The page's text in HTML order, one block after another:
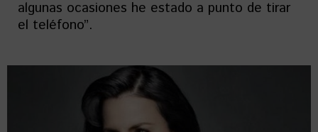
algunas ocasiones he estado a punto de tirar
el teléfono”.